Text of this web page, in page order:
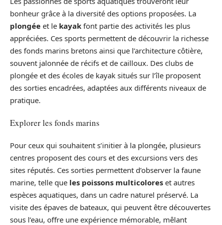
bonheur grâce à la diversité des options proposées. La
plongée et le kayak font partie des activités les plus
appréciées. Ces sports permettent de découvrir la richesse
des fonds marins bretons ainsi que l’architecture côtière,
souvent jalonnée de récifs et de cailloux. Des clubs de
plongée et des écoles de kayak situés sur l’île proposent
des sorties encadrées, adaptées aux différents niveaux de
pratique.
Explorer les fonds marins
Pour ceux qui souhaitent s’initier à la plongée, plusieurs
centres proposent des cours et des excursions vers des
sites réputés. Ces sorties permettent d’observer la faune
marine, telle que les poissons multicolores et autres
espèces aquatiques, dans un cadre naturel préservé. La
visite des épaves de bateaux, qui peuvent être découvertes
sous l’eau, offre une expérience mémorable, mêlant